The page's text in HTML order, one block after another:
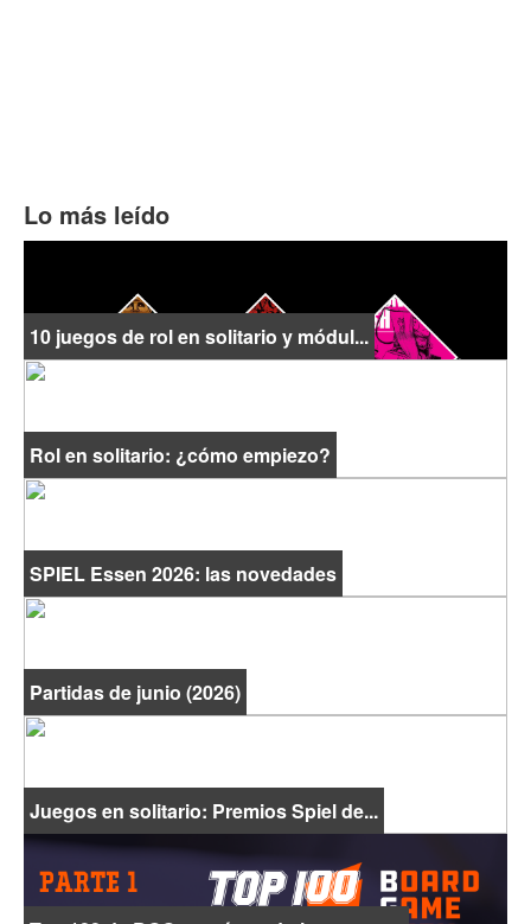
Lo más leído
10 juegos de rol en solitario y módul...
Rol en solitario: ¿cómo empiezo?
SPIEL Essen 2026: las novedades
Partidas de junio (2026)
Juegos en solitario: Premios Spiel de...